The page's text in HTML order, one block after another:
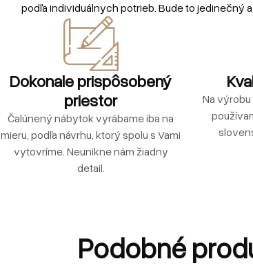
podľa individuálnych potrieb. Bude to jedinečný
Dokonale prispôsobený
priestor
Čalúnený nábytok vyrábame iba na
mieru, podľa návrhu, ktorý spolu s Vami
vytovríme. Neunikne nám žiadny
detail.
Na
Podobné